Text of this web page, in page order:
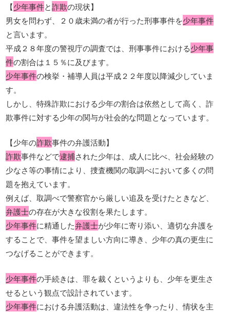
【少年事件と詐欺の現状】
男女を問わず、２０歳未満の者が行った刑事事件を少年事件
と言います。
平成２８年度の警視庁の調査では、刑事事件における少年事
件の割合は１５％に及びます。
少年事件の検挙・補導人員は平成２２年度以降減少していま
す。
しかし、特殊詐欺における少年の割合は依然として高く、詐
欺事件に対する少年の関与が社会的な問題となっています。
【少年の詐欺事件の弁護活動】
詐欺事件などで逮捕された少年は、成人に比べ、社会経験の
少なさ等の事情により、捜査機関の取調べにおいて多くの問
題を抱えています。
例えば、取調べで警察官から厳しい追及を受けたときなど、
弁護士の存在が大きな役割を果たします。
少年事件に精通した弁護士が少年に寄り添い、適切な弁護を
することで、事件を望ましい方向に導き、少年の真の更生に
つなげることができます。
少年事件の手続きは、罪を裁くというよりも、少年を更生さ
せるという観点で設計されています。
少年事件における弁護活動は、違法性を争ったり、情状を主